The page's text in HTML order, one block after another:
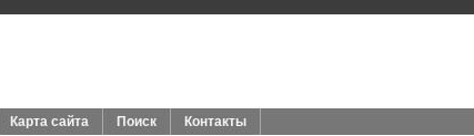
Карта сайта Поиск Контакты